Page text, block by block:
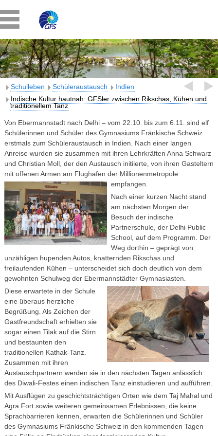
Schulleben Schüleraustausch
Indien
Indische Kultur hautnah: GFSler zwischen Rikschas, Kühen und
traditionellem Tanz
Von Ebermannstadt nach Delhi – vom 22.10. bis zum 6.11. sind elf
Schülerinnen und Schüler des Gymnasiums Fränkische Schweiz
erstmals zum Schüleraustausch in Indien. Nach einer langen
Anreise wurden sie zusammen mit ihren Lehrkräften Anna Schwarz
und Christian Moll, der den Austausch initiierte, von ihren Gasteltern
mit offenen Armen am Flughafen der Millionenmetropole
empfangen.
Nach einer kurzen Nacht stand
am nächsten Morgen der
Besuch der indische
Partnerschule, der Delhi Public
School, auf dem Programm. Der
Weg dorthin – geprägt von
unzähligen hupenden Autos, knatternden Rikschas und
freilaufenden Kühen – unterscheidet sich doch deutlich von dem
gewohnten Schulweg der Ebermannstädter Gymnasiasten.
Diese erwartete in der Schule
eine überaus herzliche
Begrüßung. Als Zeichen der
Gastfreundschaft erhielten sie
sogar einen Tilak auf die Stirn
und bestaunten den
traditionellen Kathak-Tanz.
Zusammen mit ihren
Austauschpartnern werden sie in den nächsten Tagen anlässlich
des Diwali-Festes einen indischen Tanz einstudieren und aufführen.
Mit Ausflügen zu geschichtsträchtigen Orten wie dem Taj Mahal und
Agra Fort sowie weiteren gemeinsamen Erlebnissen, die keine
Sprachbarrieren kennen, erwarten die Schülerinnen und Schüler
des Gymnasiums Fränkische Schweiz in den kommenden Tagen